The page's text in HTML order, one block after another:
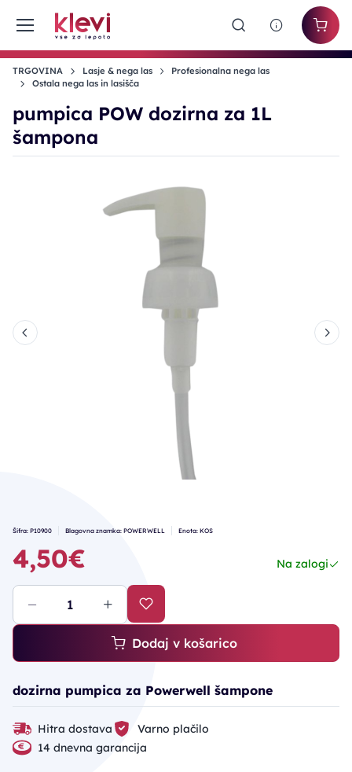
TRGOVINA Lasje & nega las
Profesionalna nega las
Ostala nega las in lasišča
pumpica POW dozirna za 1L
šampona
Šifra: P10900 Blagovna znamka: POWERWELL Enota: KOS
4,50€ Na zalogi
Dodaj v košarico
dozirna pumpica za Powerwell šampone
Hitra dostava
Varno plačilo
14 dnevna garancija